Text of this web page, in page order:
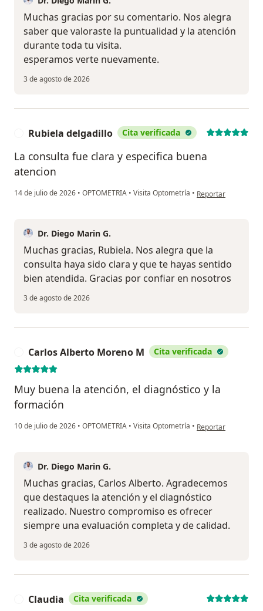
Muchas gracias por su comentario. Nos alegra
saber que valoraste la puntualidad y la atención
durante toda tu visita.
esperamos verte nuevamente.
3 de agosto de 2026
Rubiela delgadillo Cita verificada
La consulta fue clara y especifica buena
atencion
14 de julio de 2026 • OPTOMETRIA • Visita Optometría • en opinión del
Reportar
Dr. Diego Marin G.
Muchas gracias, Rubiela. Nos alegra que la
consulta haya sido clara y que te hayas sentido
bien atendida. Gracias por confiar en nosotros
3 de agosto de 2026
Carlos Alberto Moreno M Cita verificada
Muy buena la atención, el diagnóstico y la
formación
10 de julio de 2026 • OPTOMETRIA • Visita Optometría • en opinión del
Reportar
Dr. Diego Marin G.
Muchas gracias, Carlos Alberto. Agradecemos
que destaques la atención y el diagnóstico
realizado. Nuestro compromiso es ofrecer
siempre una evaluación completa y de calidad.
3 de agosto de 2026
Claudia Cita verificada